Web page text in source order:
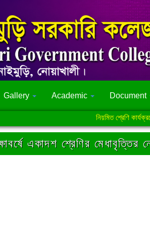
Gallery Academic Document
নিয়মিত শ্রেণি কার্যক্রমে
একাদশ শ্রেণির